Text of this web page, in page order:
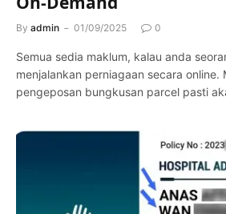
By admin 01/09/2025 0
Semua sedia maklum, kalau anda
menjalankan perniagaan secara online.
pengeposan bungkusan parcel pasti